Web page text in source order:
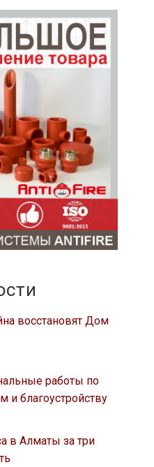
восстановят Дом
работы по
и благоустройству
в Алматы за три